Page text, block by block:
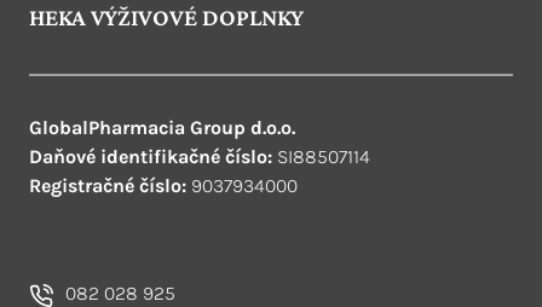
HEKA VÝŽIVOVÉ DOPLNKY
GlobalPharmacia Group d.o.o.
Daňové identifikačné číslo: SI88507114
Registračné číslo: 9037934000
082 028 925